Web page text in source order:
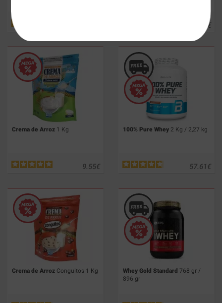
€
Crema de Arroz 1 Kg
€
9.55
100% Pure Whey 2 Kg / 2,27 kg
€
57.61
Crema de Arroz Conguitos 1 Kg Whey Gold Standard 768 gr /
896 gr